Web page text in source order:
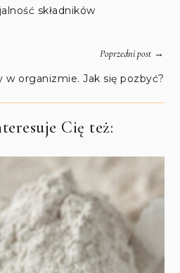
składników
Poprzedni post→
w organizmie. Jak się pozbyć?
Cię też: